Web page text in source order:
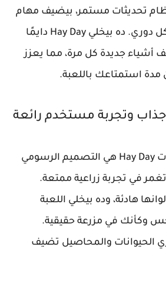
نظام تحديثات مستمر، بيضيف مهام
ومميزات جديدة بشكل دوري. ده بيخلي Hay Day دايمًا
جديدة كل مرة، مما يعزز
استمتاعك باللعبة.
وتجربة مستخدم رائعة
واحدة من أهم مميزات Hay Day هي التصميم الرسومي
في تجربة زراعية ممتعة.
هادئة، وده بيخلي اللعبة
وكأنك في مزرعة حقيقية.
الحيوانات والمحاصيل تضيف